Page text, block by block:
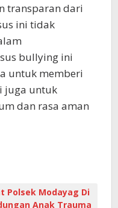
transparan dari
ini tidak
bullying ini
untuk memberi
juga untuk
dan rasa aman
Polsek Modayag Di
Anak Trauma